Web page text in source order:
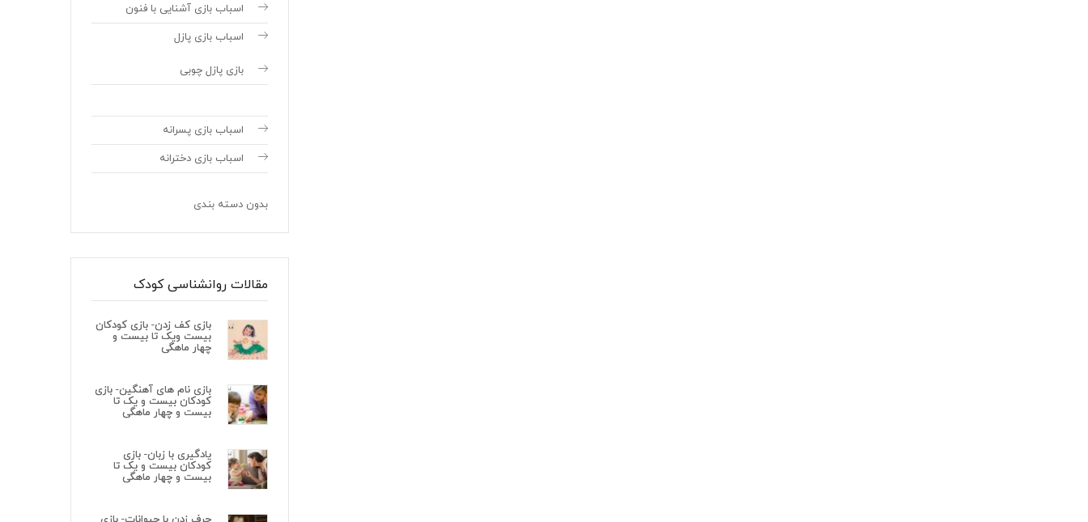
اسباب بازی آشنایی با فنون
اسباب بازی پازل
بازی پازل چوبی
اسباب بازی پسرانه
اسباب بازی دخترانه
بدون دسته بندی
مقالات روانشناسی کودک
بازی کف زدن- بازی کودکان
بیست ویک تا بیست و
چهار ماهگی
بازی نام های آهنگین- بازی
کودکان بیست و یک تا
بیست و چهار ماهگی
یادگیری با زبان- بازی
کودکان بیست و یک تا
بیست و چهار ماهگی